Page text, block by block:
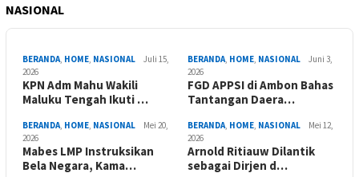
NASIONAL
BERANDA HOME NASIONAL
Juli 15,
2026
KPN Adm Mahu Wakili
Maluku Tengah Ikuti …
BERANDA HOME NASIONAL
Juni 3,
2026
FGD APPSI di Ambon Bahas
Tantangan Daera…
BERANDA HOME NASIONAL
Mei 20,
2026
Mabes LMP Instruksikan
Bela Negara, Kama…
BERANDA HOME NASIONAL
Mei 12,
2026
Arnold Ritiauw Dilantik
sebagai Dirjen d…